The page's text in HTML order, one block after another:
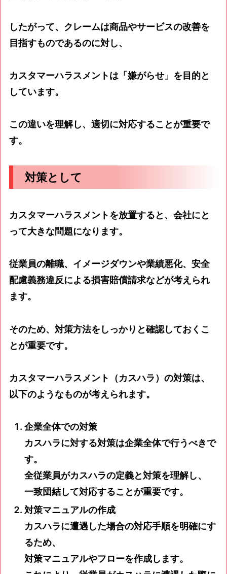
したがって、クレームは商品やサービスの改善を
目指すものであるのに対し、
カスタマーハラスメントは「嫌がらせ」を目的と
しています。
この違いを理解し、適切に対応することが重要で
す。
対策として
カスタマーハラスメントを放置すると、会社にと
って大きな問題になります。
従業員の離職、イメージダウンや業績悪化、安全
配慮義務違反による損害賠償請求などが考えられ
ます。
そのため、対策方法をしっかりと確認しておくこ
とが重要です。
カスタマーハラスメント（カスハラ）の対策は、
以下のようなものが考えられます。
企業全体での対策
カスハラに対する対策は企業全体で行うべきで
す。
全従業員がカスハラの定義と対策を理解し、
一致団結して対応することが重要です。
対策マニュアルの作成
カスハラに遭遇した場合の対応手順を明確にす
るため、
対策マニュアルやフローを作成します。